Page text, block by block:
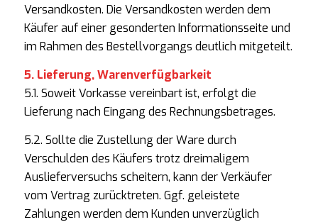
Versandkosten. Die Versandkosten werden dem
Käufer auf einer gesonderten Informationsseite und
im Rahmen des Bestellvorgangs deutlich mitgeteilt.
5. Lieferung, Warenverfügbarkeit
5.1. Soweit Vorkasse vereinbart ist, erfolgt die
Lieferung nach Eingang des Rechnungsbetrages.
5.2. Sollte die Zustellung der Ware durch
Verschulden des Käufers trotz dreimaligem
Auslieferversuchs scheitern, kann der Verkäufer
vom Vertrag zurücktreten. Ggf. geleistete
Zahlungen werden dem Kunden unverzüglich